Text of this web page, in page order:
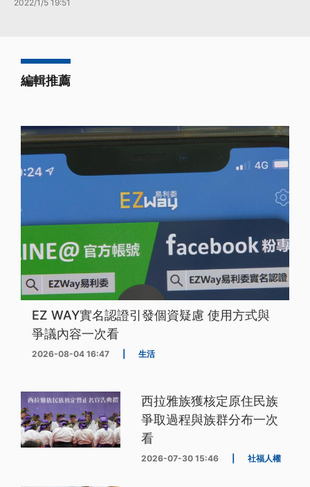
2022/1/5 19:51
編輯推薦
EZ WAY實名認證引發個資疑慮 使用方式與
爭議內容一次看
2026-08-04 16:47 生活
西拉雅族獲核定原住民族
爭取過程與族群分布一次
看
2026-07-30 15:46 社福人權